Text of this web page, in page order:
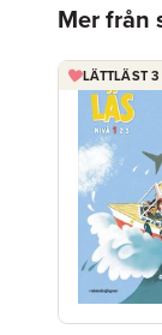
Mer från
LÄTTLÄST 3